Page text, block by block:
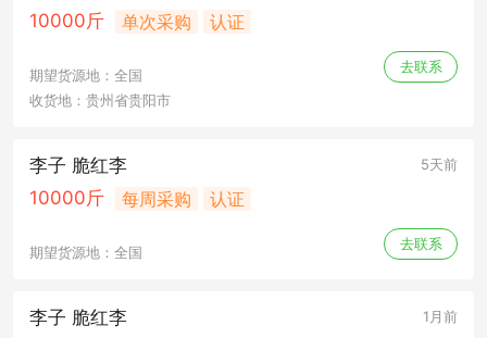
10000斤 单次采购 认证
期望货源地：全国
去联系
收货地：贵州省贵阳市
李子 脆红李 5天前
10000斤 每周采购 认证
期望货源地：全国
去联系
李子 脆红李 1月前